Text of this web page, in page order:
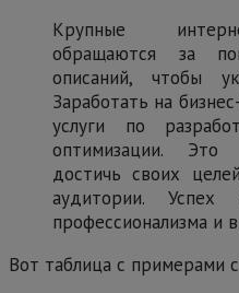
Крупные
обращаются за
описаний, чтобы
Заработать на
услуги по
оптимизации. Это
достичь своих
аудитории. Успех
профессионализма и
Вот таблица с примерами